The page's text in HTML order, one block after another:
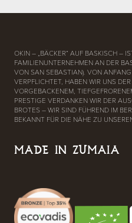
OKIN – „BÄCKER“ AUF BASKISCH –
FAMILIENUNTERNEHMEN AN DER
VON SAN SEBASTIAN). VON
VERPFLICHTET, HABEN WIR UNS
VORGEBACKENEM,
PRESTIGE VERDANKEN WIR DER
BROTES – WIR SIND FÜHREND IM
BEKANNT FÜR DIE NÄHE ZU
MADE IN ZUMAIA